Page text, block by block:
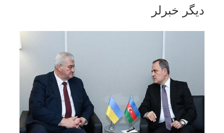
دیگر خبرلر